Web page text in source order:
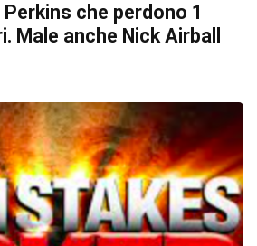
che perdono 1
Male anche Nick Airball